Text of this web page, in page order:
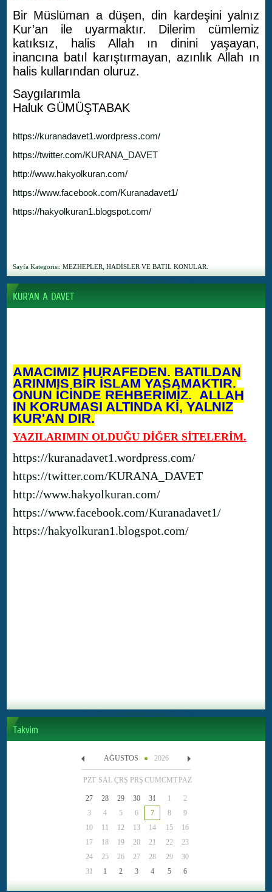
AMACIMIZ HURAFEDEN, BATILDAN
ARINMIŞ BİR İSLAM YAŞAMAKTIR.
ONUN İÇİNDE REHBERİMİZ, ALLAH
IN KORUMASI ALTINDA Kİ, YALNIZ
KUR'AN DIR.
YAZILARIMIN OLDUĞU DİĞER SİTELERİM.
https://kuranadavet1.wordpress.com/
https://twitter.com/KURANA_DAVET
http://www.hakyolkuran.com/
https://www.facebook.com/Kuranadavet1/
https://hakyolkuran1.blogspot.com/
Bir Müslüman a düşen, din kardeşini yalnız
Kur’an ile uyarmaktır. Dilerim cümlemiz
katıksız, halis Allah ın dinini yaşayan,
inancına batıl karıştırmayan, azınlık Allah ın
halis kullarından oluruz.
Saygılarımla
Haluk GÜMÜŞTABAK
https://kuranadavet1.wordpress.com/
https://twitter.com/KURANA_DAVET
http://www.hakyolkuran.com/
https://www.facebook.com/Kuranadavet1/
https://hakyolkuran1.blogspot.com/
Sayfa Kategorisi: MEZHEPLER, HADİSLER VE BATIL KONULAR.